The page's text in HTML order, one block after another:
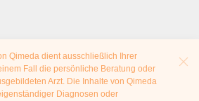
Qimeda dient ausschließlich Ihrer
Fall die persönliche Beratung oder
Arzt. Die Inhalte von Qimeda
Diagnosen oder